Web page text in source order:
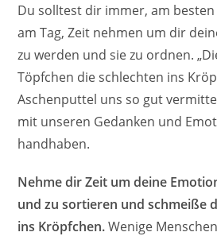
Du solltest dir immer, am
am Tag, Zeit nehmen um dir
zu werden und sie zu ordnen.
Töpfchen die schlechten ins
Aschenputtel uns so gut
mit unseren Gedanken und
handhaben.
Nehme dir Zeit um deine
und zu sortieren und schmeiße
ins Kröpfchen.Wenige